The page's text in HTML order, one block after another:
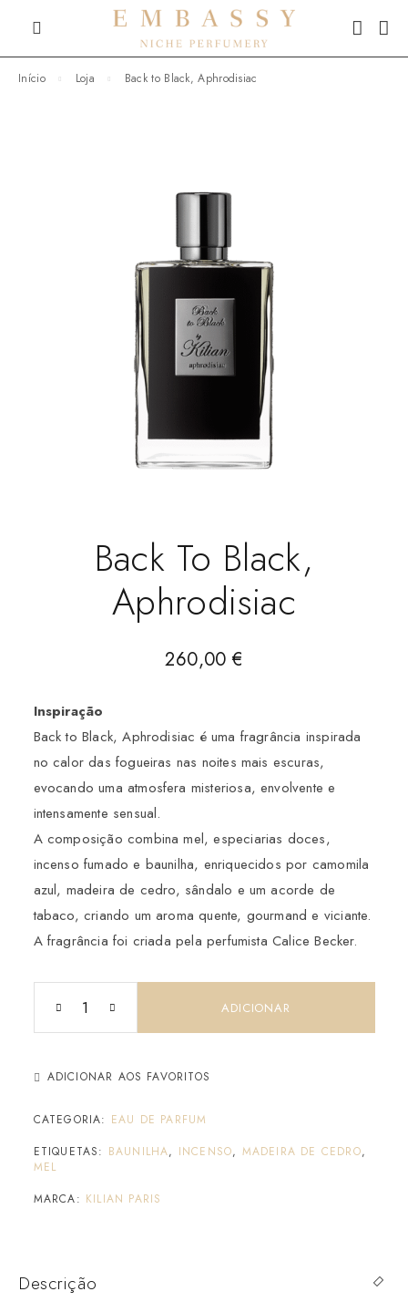
Início Loja Back to Black, Aphrodisiac
Back To Black,
Aphrodisiac
260,00€
Inspiração
Back to Black, Aphrodisiac é uma fragrância inspirada
no calor das fogueiras nas noites mais escuras,
evocando uma atmosfera misteriosa, envolvente e
intensamente sensual.
A composição combina mel, especiarias doces,
incenso fumado e baunilha, enriquecidos por camomila
azul, madeira de cedro, sândalo e um acorde de
tabaco, criando um aroma quente, gourmand e viciante.
A fragrância foi criada pela perfumista Calice Becker.
ADICIONAR
ADICIONAR AOS FAVORITOS
CATEGORIA: EAU DE PARFUM
ETIQUETAS: BAUNILHA, INCENSO, MADEIRA DE CEDRO,
MEL
MARCA: KILIAN PARIS
Descrição